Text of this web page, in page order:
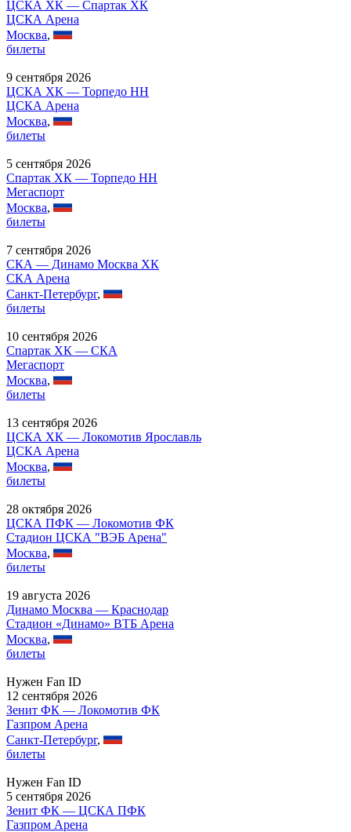
ЦСКА ХК — Спартак ХК
ЦСКА Арена
Москва,
билеты
9 сентября 2026
ЦСКА ХК — Торпедо НН
ЦСКА Арена
Москва,
билеты
5 сентября 2026
Спартак ХК — Торпедо НН
Мегаспорт
Москва,
билеты
7 сентября 2026
СКА — Динамо Москва ХК
СКА Арена
Санкт-Петербург,
билеты
10 сентября 2026
Спартак ХК — СКА
Мегаспорт
Москва,
билеты
13 сентября 2026
ЦСКА ХК — Локомотив Ярославль
ЦСКА Арена
Москва,
билеты
28 октября 2026
ЦСКА ПФК — Локомотив ФК
Стадион ЦСКА "ВЭБ Арена"
Москва,
билеты
19 августа 2026
Динамо Москва — Краснодар
Стадион «Динамо» ВТБ Арена
Москва,
билеты
Нужен Fan ID
12 сентября 2026
Зенит ФК — Локомотив ФК
Газпром Арена
Санкт-Петербург,
билеты
Нужен Fan ID
5 сентября 2026
Зенит ФК — ЦСКА ПФК
Газпром Арена